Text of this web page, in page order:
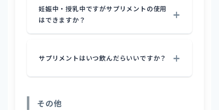
妊娠中・授乳中ですがサプリメントの使用
はできますか？
サプリメントはいつ飲んだらいいですか？
その他